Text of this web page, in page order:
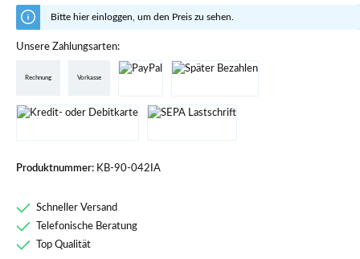
Bitte hier einloggen, um den Preis zu sehen.
Unsere Zahlungsarten:
Rechnung Vorkasse
Produktnummer: KB-90-042IA
Schneller Versand
Telefonische Beratung
Top Qualität